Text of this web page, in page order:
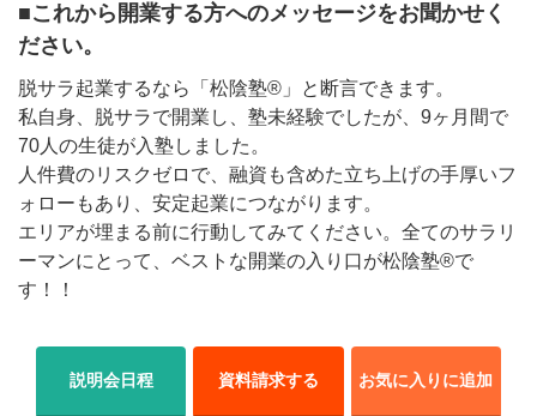
■これから開業する方へのメッセージをお聞かせく
ださい。
脱サラ起業するなら「松陰塾®」と断言できます。
私自身、脱サラで開業し、塾未経験でしたが、9ヶ月間で
70人の生徒が入塾しました。
人件費のリスクゼロで、融資も含めた立ち上げの手厚いフ
ォローもあり、安定起業につながります。
エリアが埋まる前に行動してみてください。全てのサラリ
ーマンにとって、ベストな開業の入り口が松陰塾®で
す！！
説明会日程 資料請求する お気に入りに追加